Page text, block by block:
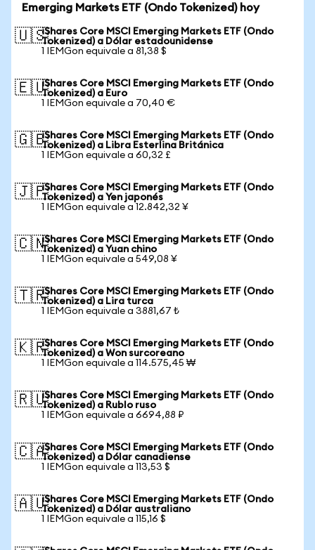
Emerging Markets ETF (Ondo Tokenized) hoy
🇺🇸iShares Core MSCI Emerging Markets ETF (Ondo
Tokenized) a Dólar estadounidense
1 IEMGon equivale a 81,38 $
🇪🇺iShares Core MSCI Emerging Markets ETF (Ondo
Tokenized) a Euro
1 IEMGon equivale a 70,40 €
🇬🇧iShares Core MSCI Emerging Markets ETF (Ondo
Tokenized) a Libra Esterlina Británica
1 IEMGon equivale a 60,32 £
🇯🇵iShares Core MSCI Emerging Markets ETF (Ondo
Tokenized) a Yen japonés
1 IEMGon equivale a 12.842,32 ¥
🇨🇳iShares Core MSCI Emerging Markets ETF (Ondo
Tokenized) a Yuan chino
1 IEMGon equivale a 549,08 ¥
🇹🇷iShares Core MSCI Emerging Markets ETF (Ondo
Tokenized) a Lira turca
1 IEMGon equivale a 3881,67 ₺
🇰🇷iShares Core MSCI Emerging Markets ETF (Ondo
Tokenized) a Won surcoreano
1 IEMGon equivale a 114.575,45 ₩
🇷🇺iShares Core MSCI Emerging Markets ETF (Ondo
Tokenized) a Rublo ruso
1 IEMGon equivale a 6694,88 ₽
🇨🇦iShares Core MSCI Emerging Markets ETF (Ondo
Tokenized) a Dólar canadiense
1 IEMGon equivale a 113,53 $
🇦🇺iShares Core MSCI Emerging Markets ETF (Ondo
Tokenized) a Dólar australiano
1 IEMGon equivale a 115,16 $